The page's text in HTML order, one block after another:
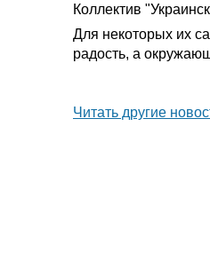
Коллектив
Для некоторых их
радость, а
Читать другие